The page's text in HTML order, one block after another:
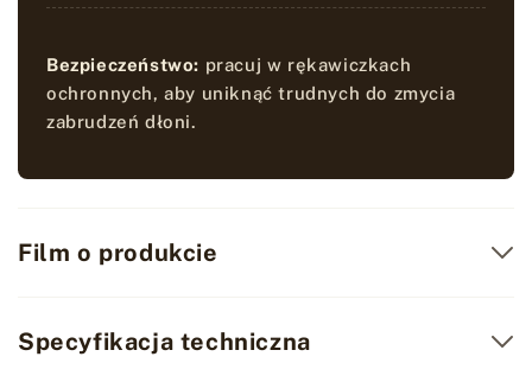
Bezpieczeństwo: pracuj w rękawiczkach
ochronnych, aby uniknąć trudnych do zmycia
zabrudzeń dłoni.
Film o produkcie
Specyfikacja techniczna